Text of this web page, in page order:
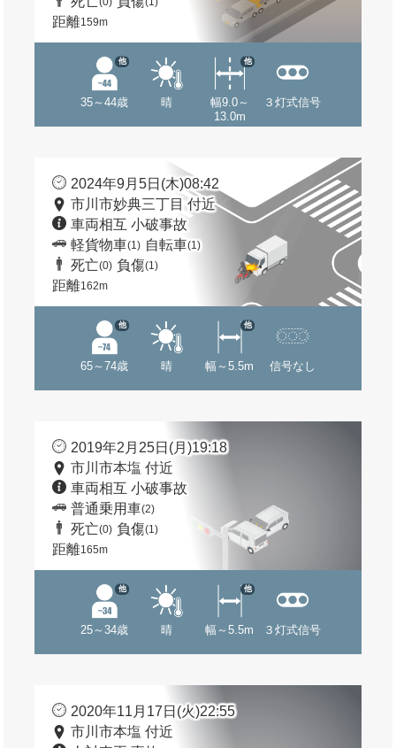
距離159m
35～44歳
他
晴
幅9.0～
13.0m
他
３灯式信号
2024年9月5日(木)08:42
市川市妙典三丁目 付近
車両相互 小破事故
軽貨物車(1) 自転車(1)
死亡(0) 負傷(1)
距離162m
65～74歳
他
晴 幅～5.5m
他
信号なし
2019年2月25日(月)19:18
市川市本塩 付近
車両相互 小破事故
普通乗用車(2)
死亡(0) 負傷(1)
距離165m
25～34歳
他
晴 幅～5.5m
他
３灯式信号
2020年11月17日(火)22:55
市川市本塩 付近